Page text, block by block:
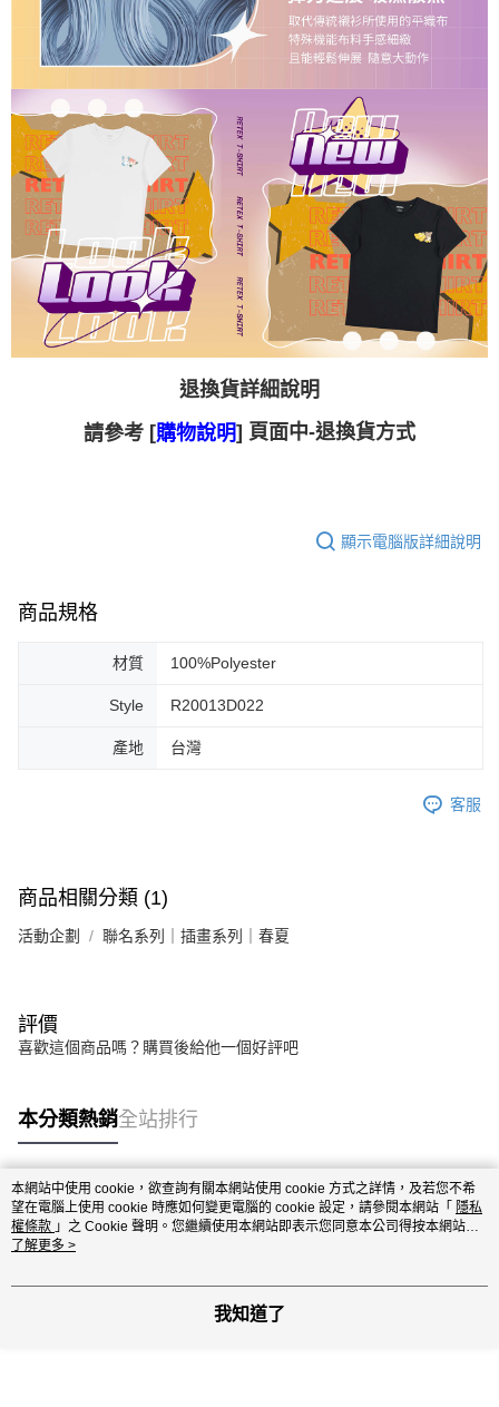
退換貨詳細說明
請參考 [購物說明] 頁面中-退換貨方式
顯示電腦版詳細說明
商品規格
材質 100%Polyester
Style R20013D022
產地 台灣
客服
商品相關分類 (1)
活動企劃 聯名系列｜插畫系列｜春夏
評價
喜歡這個商品嗎？購買後給他一個好評吧
本分類熱銷全站排行
熱門標籤
本網站中使用 cookie，欲查詢有關本網站使用 cookie 方式之詳情，及若您不希
望在電腦上使用 cookie 時應如何變更電腦的 cookie 設定，請參閱本網站「 隱私
權條款 」之 Cookie 聲明。您繼續使用本網站即表示您同意本公司得按本網站使
用條款之 Cookie 聲明使用 cookie。
了解更多 >
我知道了